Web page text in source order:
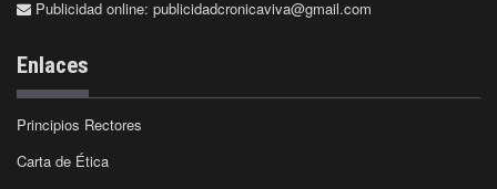
Publicidad online: publicidadcronicaviva@gmail.com
Enlaces
Principios Rectores
Carta de Ética